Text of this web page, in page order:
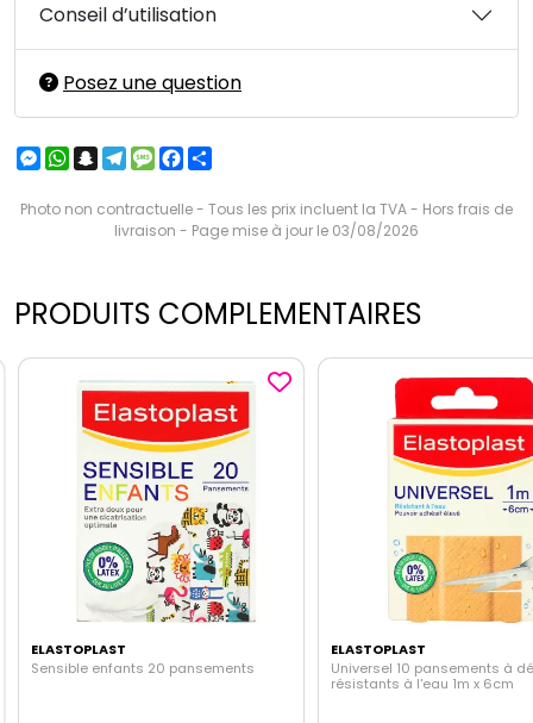
Conseil d’utilisation
Posez une question
Messenger
WhatsApp
Snapchat
Telegram
MessageFacebook
Photo non contractuelle - Tous les prix incluent la TVA - Hors frais de
livraison - Page mise à jour le 03/08/2026
PRODUITS COMPLEMENTAIRES
ELASTOPLAST
Sensible enfants 20 pansements
ELASTOPLAST
Universel 10 pansements à
résistants à l'eau 1m x 6cm